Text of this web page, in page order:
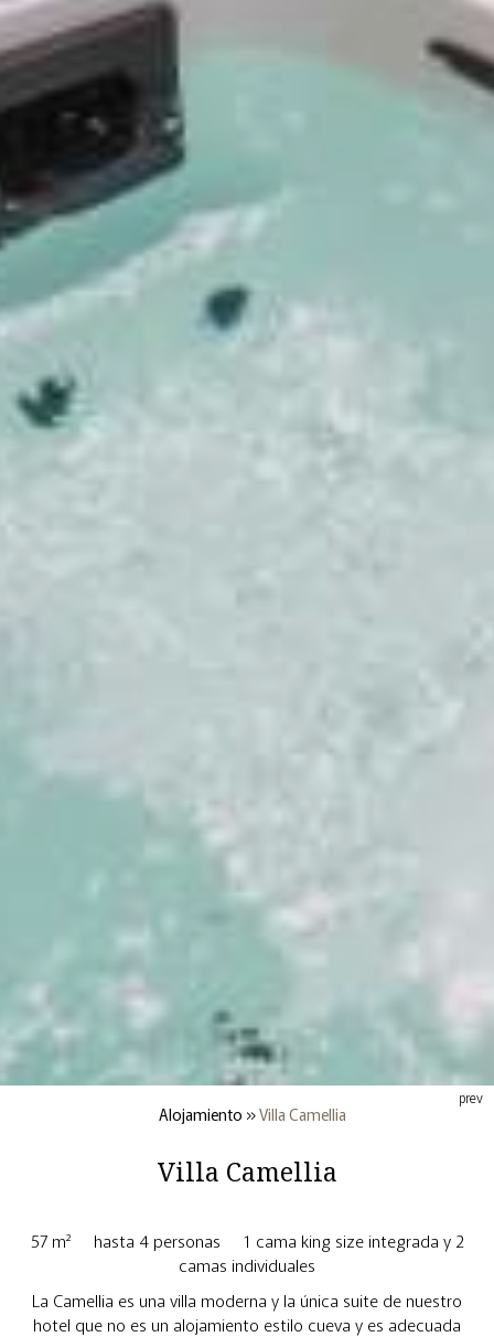
Alojamiento »Villa Camellia
Villa Camellia
prev
57 m² hasta 4 personas
1 cama king size integrada y 2
camas individuales
La Camellia es una villa moderna y la única suite de nuestro
hotel que no es un alojamiento estilo cueva y es adecuada